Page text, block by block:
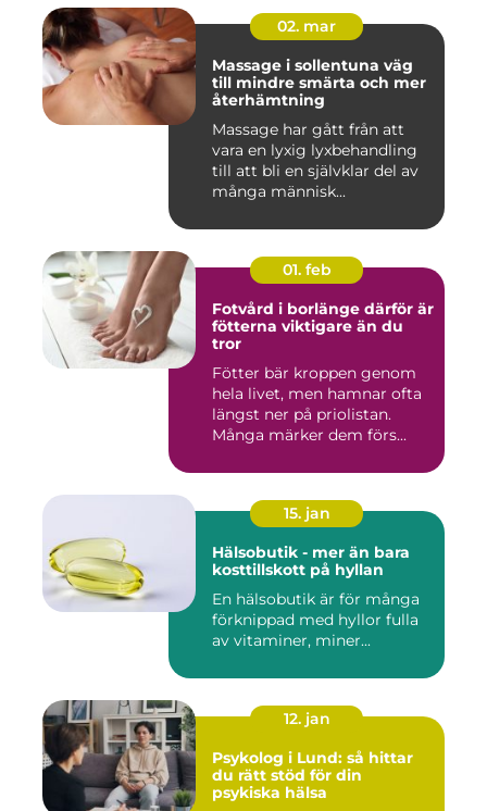
02. mar
Massage i sollentuna väg
till mindre smärta och mer
återhämtning
Massage har gått från att
vara en lyxig lyxbehandling
till att bli en självklar del av
många människ...
01. feb
Fotvård i borlänge därför är
fötterna viktigare än du
tror
Fötter bär kroppen genom
hela livet, men hamnar ofta
längst ner på priolistan.
Många märker dem förs...
15. jan
Hälsobutik - mer än bara
kosttillskott på hyllan
En hälsobutik är för många
förknippad med hyllor fulla
av vitaminer, miner...
12. jan
Psykolog i Lund: så hittar
du rätt stöd för din
psykiska hälsa